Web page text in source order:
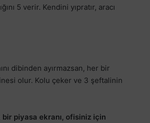
5 verir. Kendini yıpratır, aracı
dibinden ayırmazsan, her bir
olur. Kolu çeker ve 3 şeftalinin
bir piyasa ekranı, ofisiniz için